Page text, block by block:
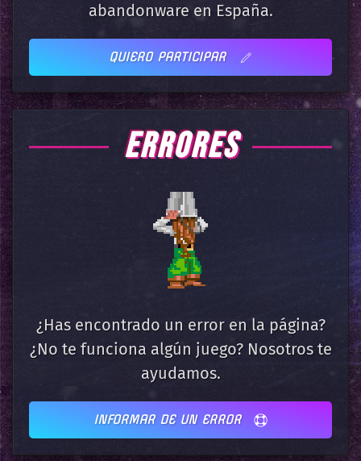
abandonware en España.
QUIERO PARTICIPAR
ERRORES
¿Has encontrado un error en la página?
¿No te funciona algún juego? Nosotros te
ayudamos.
INFORMAR DE UN ERROR